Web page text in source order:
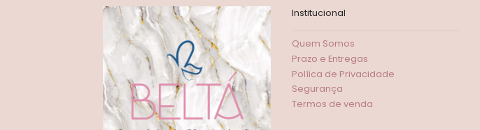
Institucional
Quem Somos
Prazo e Entregas
Políica de Privacidade
Segurança
Termos de venda